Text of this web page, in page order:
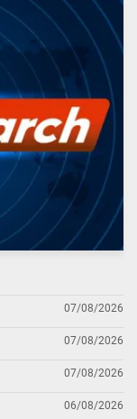
07/08/2026
07/08/2026
07/08/2026
06/08/2026